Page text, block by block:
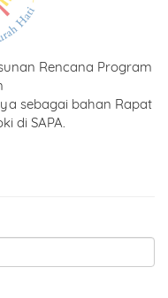
Rencana Program
sebagai bahan Rapat
di SAPA.